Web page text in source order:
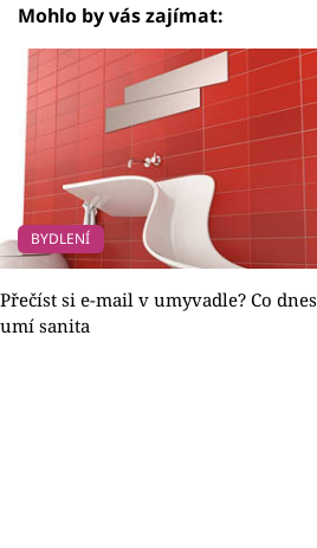
Mohlo by vás zajímat:
BYDLENÍ
Přečíst si e-mail v umyvadle? Co dnes
umí sanita